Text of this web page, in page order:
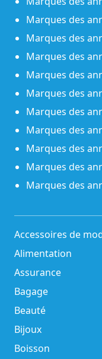
Marques des
Marques des
Marques des
Marques des
Marques des
Marques des
Marques des
Marques des
Marques des
Marques des
Accessoires de
Alimentation
Assurance
Bagage
Beauté
Bijoux
Boisson